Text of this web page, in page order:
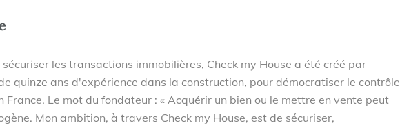
les transactions immobilières, Check my House a été créé par
quinze ans d'expérience dans la construction, pour démocratiser le contrôle
France. Le mot du fondateur : « Acquérir un bien ou le mettre en vente peut
Mon ambition, à travers Check my House, est de sécuriser,